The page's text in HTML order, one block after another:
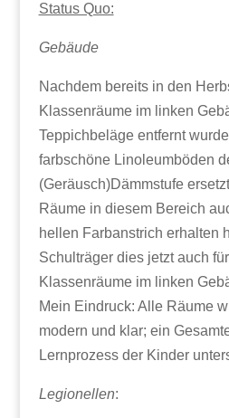
Status Quo:
Gebäude
Nachdem bereits in den
Klassenräume im linken
Teppichbeläge entfernt
farbschöne Linoleumböden
(Geräusch)Dämmstufe
Räume in diesem Bereich
hellen Farbanstrich erhalten
Schulträger dies jetzt auch
Klassenräume im linken
Mein Eindruck: Alle Räume
modern und klar; ein
Lernprozess der Kinder
Legionellen: